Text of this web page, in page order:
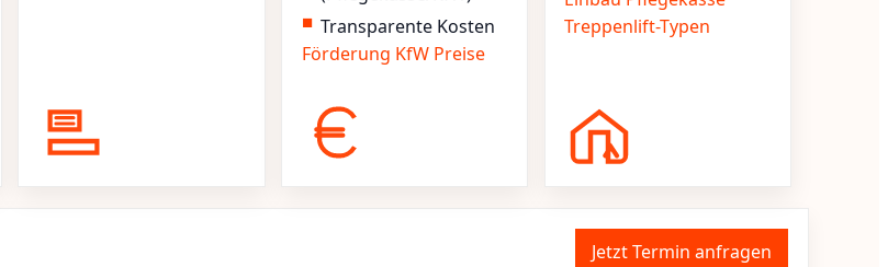
Transparente Kosten
Förderung KfW Preise
Treppenlift-Typen
Jetzt Termin anfragen